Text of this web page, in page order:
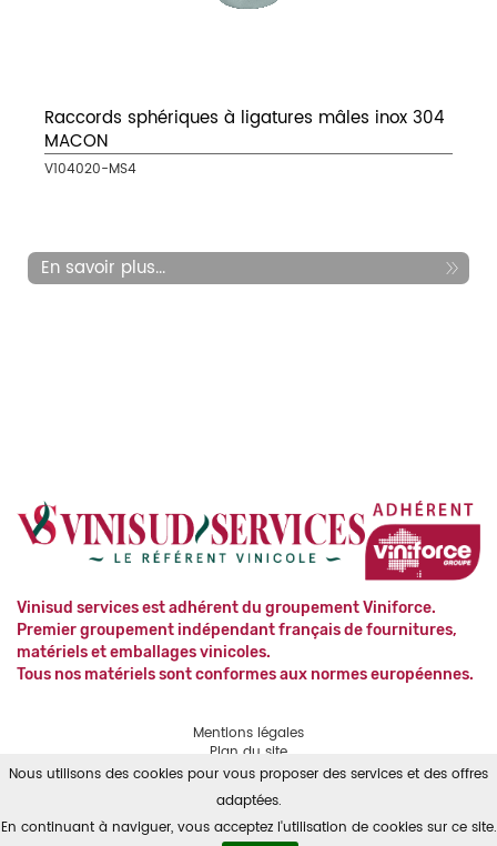
Nous utilisons des cookies pour vous proposer des services et des offres
adaptées.
En continuant à naviguer, vous acceptez l'utilisation de cookies sur ce site.
Raccords sphériques à ligatures mâles inox 304
MACON
V104020-MS4
En savoir plus...
Vinisud services est adhérent du groupement Viniforce.
Premier groupement indépendant français de fournitures,
matériels et emballages vinicoles.
Tous nos matériels sont conformes aux normes européennes.
Mentions légales
Plan du site
Contact
RGPD